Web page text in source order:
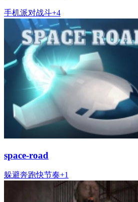
手机派对战斗+4
space-road
躲避奔跑快节奏+1